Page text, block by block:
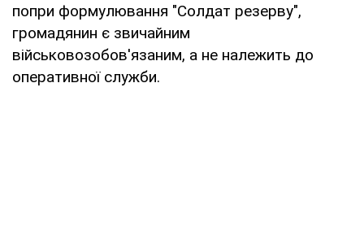
попри формулювання "Солдат резерву",
громадянин є звичайним
військовозобов'язаним, а не належить до
оперативної служби.